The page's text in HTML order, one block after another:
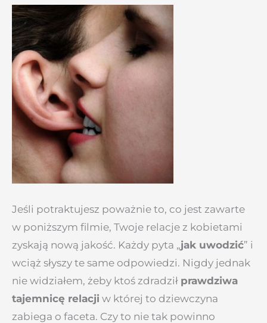
Jeśli potraktujesz poważnie to, co jest zawarte
w poniższym filmie, Twoje relacje z kobietami
zyskają nową jakość. Każdy pyta „jak uwodzić” i
wciąż słyszy te same odpowiedzi. Nigdy jednak
nie widziałem, żeby ktoś zdradził prawdziwa
tajemnicę relacji w której to dziewczyna
zabiega o faceta. Czy to nie tak powinno